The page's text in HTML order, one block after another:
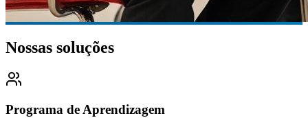
Nossas soluções
Programa de Aprendizagem